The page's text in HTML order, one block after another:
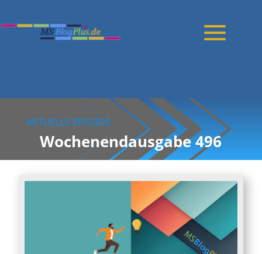
AKTUELLE EPISODE
Wochenendausgabe 496